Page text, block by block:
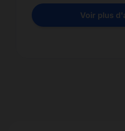
Voir plus